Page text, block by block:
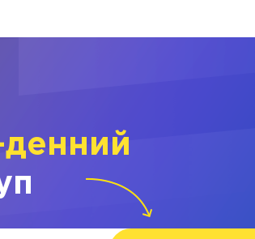
денний